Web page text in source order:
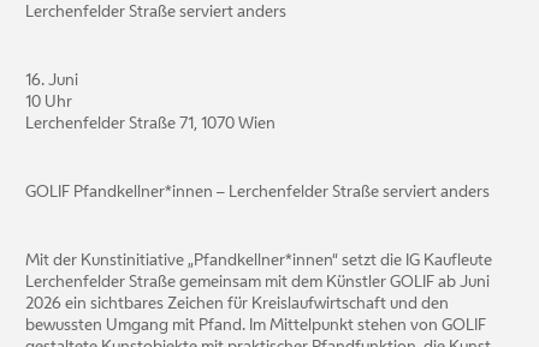
Lerchenfelder Straße serviert anders
16. Juni
10 Uhr
Lerchenfelder Straße 71, 1070 Wien
GOLIF Pfandkellner*innen – Lerchenfelder Straße serviert anders
Mit der Kunstinitiative „Pfandkellner*innen“ setzt die IG Kaufleute
Lerchenfelder Straße gemeinsam mit dem Künstler GOLIF ab Juni
2026 ein sichtbares Zeichen für Kreislaufwirtschaft und den
bewussten Umgang mit Pfand. Im Mittelpunkt stehen von GOLIF